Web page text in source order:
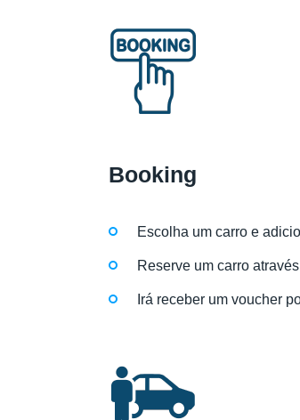
Booking
Escolha um carro e
Reserve um carro
Irá receber um voucher